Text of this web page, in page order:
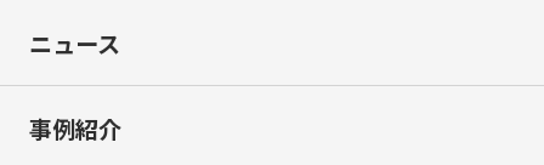
ニュース
事例紹介